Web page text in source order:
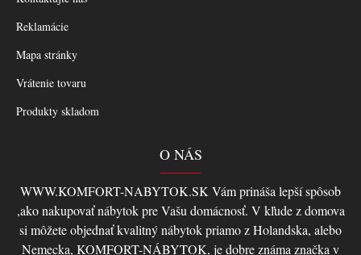
Reklamácie
Mapa stránky
Vrátenie tovaru
Produkty skladom
O NÁS
WWW.KOMFORT-NABYTOK.SK Vám prináša lepší spôsob
,ako nakupovať nábytok pre Vašu domácnosť. V kľude z domova
si môžete objednať kvalitný nábytok priamo z Holandska, alebo
Nemecka, KOMFORT-NÁBYTOK, je dobre známa značka v